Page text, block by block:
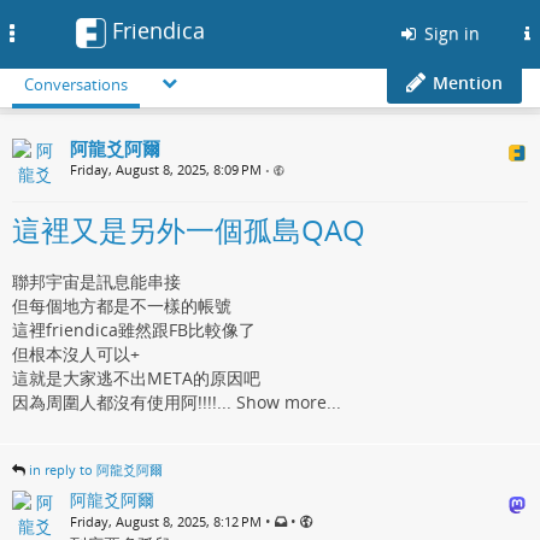
Friendica Sign in
Conversations Mention
阿龍爻阿爾
Friday, August 8, 2025, 8:09 PM •
這裡又是另外一個孤島QAQ
聯邦宇宙是訊息能串接
但每個地方都是不一樣的帳號
這裡friendica雖然跟FB比較像了
但根本沒人可以+
這就是大家逃不出META的原因吧
因為周圍人都沒有使用阿!!!!... Show more...
in reply to 阿龍爻阿爾
阿龍爻阿爾
Friday, August 8, 2025, 8:12 PM • •